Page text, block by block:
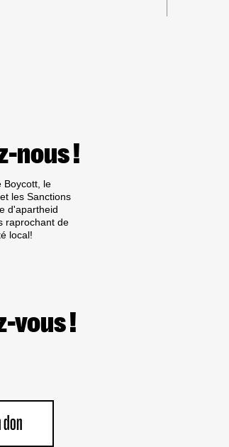
nous !
Boycott, le
les Sanctions
d'apartheid
raprochant de
local!
vous !
don